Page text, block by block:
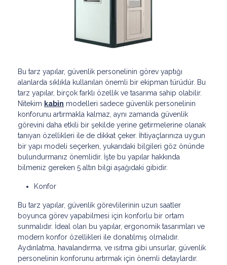
Bu tarz yapılar, güvenlik personelinin görev yaptığı
alanlarda sıklıkla kullanılan önemli bir ekipman türüdür. Bu
tarz yapılar, birçok farklı özellik ve tasarıma sahip olabilir.
Nitekim kabin modelleri sadece güvenlik personelinin
konforunu artırmakla kalmaz, aynı zamanda güvenlik
görevini daha etkili bir şekilde yerine getirmelerine olanak
tanıyan özellikleri ile de dikkat çeker. İhtiyaçlarınıza uygun
bir yapı modeli seçerken, yukarıdaki bilgileri göz önünde
bulundurmanız önemlidir. İşte bu yapılar hakkında
bilmeniz gereken 5 altın bilgi aşağıdaki gibidir.
Konfor
Bu tarz yapılar, güvenlik görevlilerinin uzun saatler
boyunca görev yapabilmesi için konforlu bir ortam
sunmalıdır. İdeal olan bu yapılar, ergonomik tasarımları ve
modern konfor özellikleri ile donatılmış olmalıdır.
Aydınlatma, havalandırma, ve ısıtma gibi unsurlar, güvenlik
personelinin konforunu artırmak için önemli detaylardır.